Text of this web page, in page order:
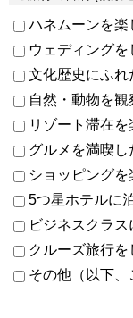
ハネムーンを楽
ウェディングを
文化歴史にふれ
自然・動物を観
リゾート滞在
グルメを満喫し
ショッピングを
5つ星ホテルに
ビジネスクラ
クルーズ旅行を
その他（以下、